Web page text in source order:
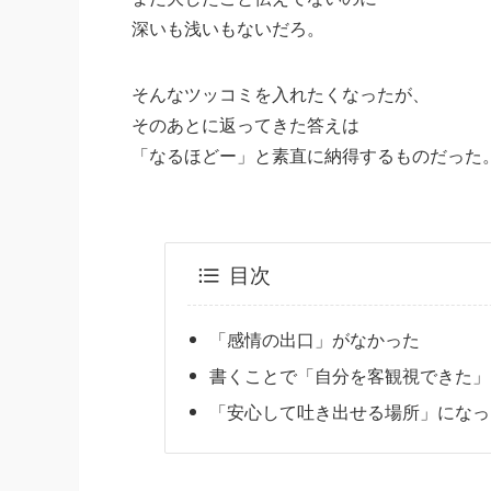
深いも浅いもないだろ。
そんなツッコミを入れたくなったが、
そのあとに返ってきた答えは
「なるほどー」と素直に納得するものだった
目次
「感情の出口」がなかった
書くことで「自分を客観視できた」
「安心して吐き出せる場所」にな